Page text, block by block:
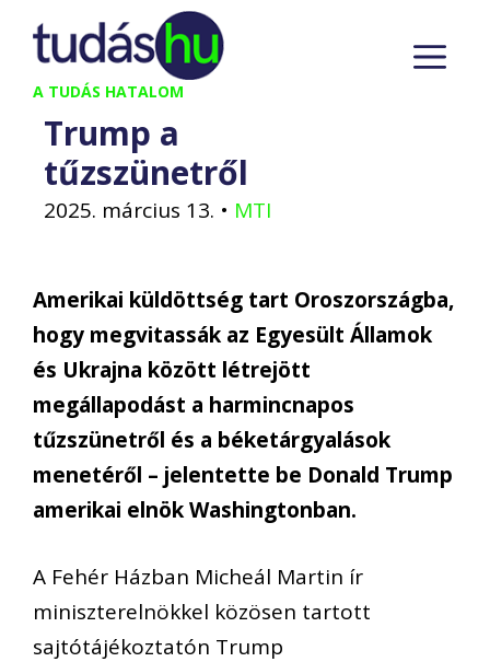
Kilépés
tartalomba
A TUDÁS HATALOM
Trump a
tűzszünetről
2025. március 13. • MTI
Amerikai küldöttség tart Oroszországba,
hogy megvitassák az Egyesült Államok
és Ukrajna között létrejött
megállapodást a harmincnapos
tűzszünetről és a béketárgyalások
menetéről – jelentette be Donald Trump
amerikai elnök Washingtonban.
A Fehér Házban Micheál Martin ír
miniszterelnökkel közösen tartott
sajtótájékoztatón Trump